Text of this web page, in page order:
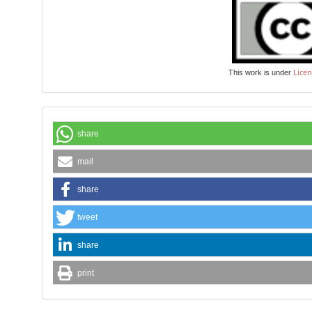
This work is under
share
mail
share
tweet
share
print